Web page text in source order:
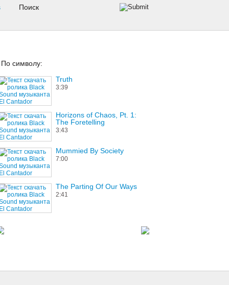
По символу:
Truth
3:39
Horizons of Chaos, Pt. 1:
The Foretelling
3:43
Mummied By Society
7:00
The Parting Of Our Ways
2:41
Henry